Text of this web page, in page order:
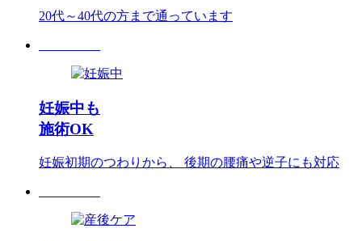
20代～40代の方まで通っています
妊娠中も
施術OK
妊娠初期のつわりから、 後期の腰痛や逆子にも対応